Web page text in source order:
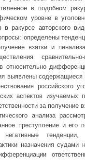
в подобном
уровне в
в ракурсе авторского
определены
взятки и
сравнительно-
относительно
выявлены
российского
аспектов изучаемых
за получение
анализа
преступление и
тенденции,
назначения судами